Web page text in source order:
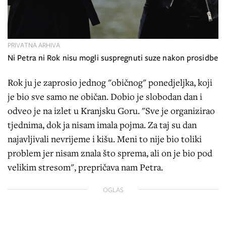
Ni Petra ni Rok nisu mogli suspregnuti suze nakon prosidbe
PRIVATNA ARHIVA
Rok ju je zaprosio jednog "običnog" ponedjeljka, koji
je bio sve samo ne običan. Dobio je slobodan dan i
odveo je na izlet u Kranjsku Goru. "Sve je organizirao
tjednima, dok ja nisam imala pojma. Za taj su dan
najavljivali nevrijeme i kišu. Meni to nije bio toliki
problem jer nisam znala što sprema, ali on je bio pod
velikim stresom", prepričava nam Petra.
OGLAS